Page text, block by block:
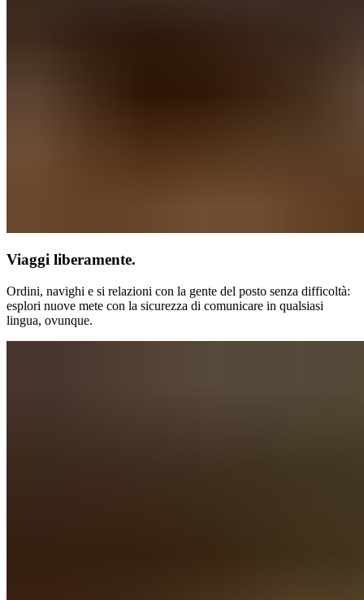
Viaggi liberamente.
Ordini, navighi e si relazioni con la gente del posto senza difficoltà:
esplori nuove mete con la sicurezza di comunicare in qualsiasi
lingua, ovunque.